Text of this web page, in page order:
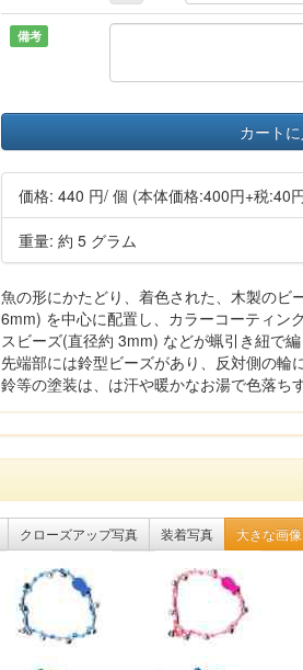
備考
カート
価格:440 円/ 個 (本体価格:400円+税:40
重量: 約 5 グラム
魚の形にかたどり、着色された、木製のビ
6mm) を中心に配置し、カラーコーティン
スビーズ(直径約 3mm) などが蝋引き紐で編
先端部には鈴型ビーズがあり、反対側の輪
鈴等の塗装は、は汗や暖かなお湯で色落ち
クローズアップ写真 装着写真 大きな画